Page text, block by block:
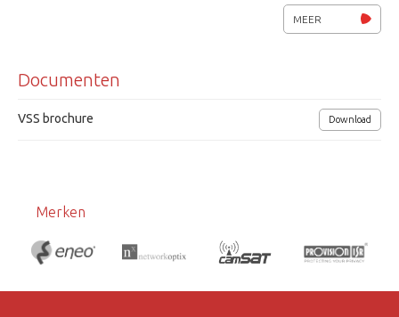
Tamron
MEER
Documenten
VSS brochure Download
Merken